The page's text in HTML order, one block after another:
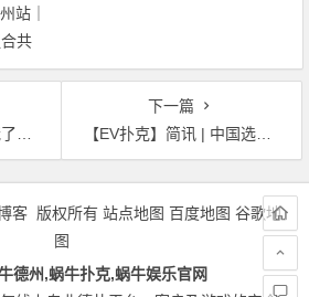
站｜
共
张达森/
多场
！
军头衔
下一篇
【EV扑克】简讯 | 中国选手Shankui Li在EPT塞浦路斯站10,300豪客赛获得第12名
客 版权所有 站点地图 百度地图 谷歌地
图
德州,蜗牛扑克,蜗牛娱乐官网